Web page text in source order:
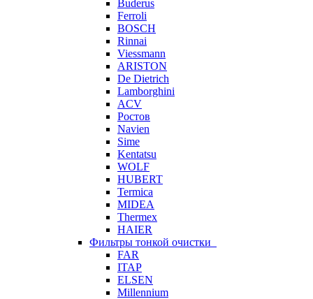
Buderus
Ferroli
BOSCH
Rinnai
Viessmann
ARISTON
De Dietrich
Lamborghini
ACV
Ростов
Navien
Sime
Kentatsu
WOLF
HUBERT
Termica
MIDEA
Thermex
HAIER
Фильтры тонкой очистки
FAR
ITAP
ELSEN
Millennium